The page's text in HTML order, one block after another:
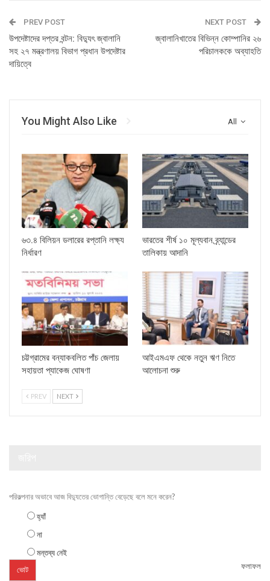
PREV POST
উপদেষ্টাদের দপ্তর বন্টন: বিদ্যুৎ জ্বালানি
সহ ২৭ মন্ত্রণালয় বিভাগ প্রধান উপদেষ্টার
দায়িত্বে
NEXT POST
জ্বালানিখাতের বিভিন্ন কোম্পানির ২৬
পরিচালককে অব্যাহতি
All
You Might Also Like
৬৩.৪ বিলিয়ন ডলারের রপ্তানি লক্ষ্য
নির্ধারণ
ভারতের শীর্ষ ১০ মূল্যবান ব্র্যান্ডের
তালিকায় আদানি
চট্টগ্রামের বন্যাকবলিত পাঁচ জেলায়
সহায়তা প্যাকেজ ঘোষণা
আইএমএফ থেকে নতুন ঋণ নিতে
আলোচনা শুরু
PREV NEXT
পরিকল্পনার অভাবে আজ বিদ্যুতের ভোগান্তি বেড়েছে বলে মনে করেন?
হ্যাঁ
না
মন্তব্য নেই
ফলাফল